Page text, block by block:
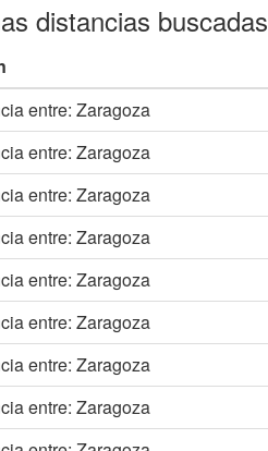
distancias buscadas
entre: Zaragoza
entre: Zaragoza
entre: Zaragoza
entre: Zaragoza
entre: Zaragoza
entre: Zaragoza
entre: Zaragoza
entre: Zaragoza